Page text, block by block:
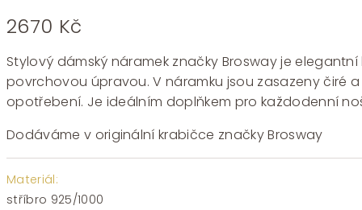
2670 Kč
Stylový dámský náramek značky Brosway je
povrchovou úpravou. V náramku jsou zasazeny čiré
opotřebení. Je ideálním doplňkem pro každodenní
Dodáváme v originální krabičce značky Brosway
Materiál:
stříbro 925/1000